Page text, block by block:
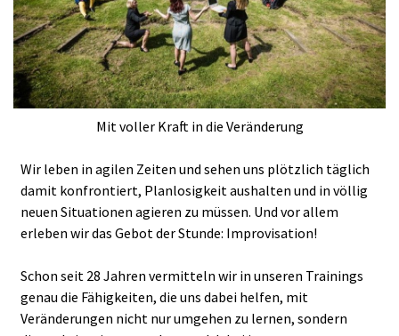
Mit voller Kraft in die Veränderung
Wir leben in agilen Zeiten und sehen uns plötzlich täglich
damit konfrontiert, Planlosigkeit aushalten und in völlig
neuen Situationen agieren zu müssen. Und vor allem
erleben wir das Gebot der Stunde: Improvisation!
Schon seit 28 Jahren vermitteln wir in unseren Trainings
genau die Fähigkeiten, die uns dabei helfen, mit
Veränderungen nicht nur umgehen zu lernen, sondern